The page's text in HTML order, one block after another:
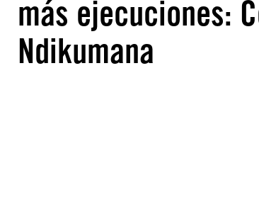
más ejecuciones:
Ndikumana